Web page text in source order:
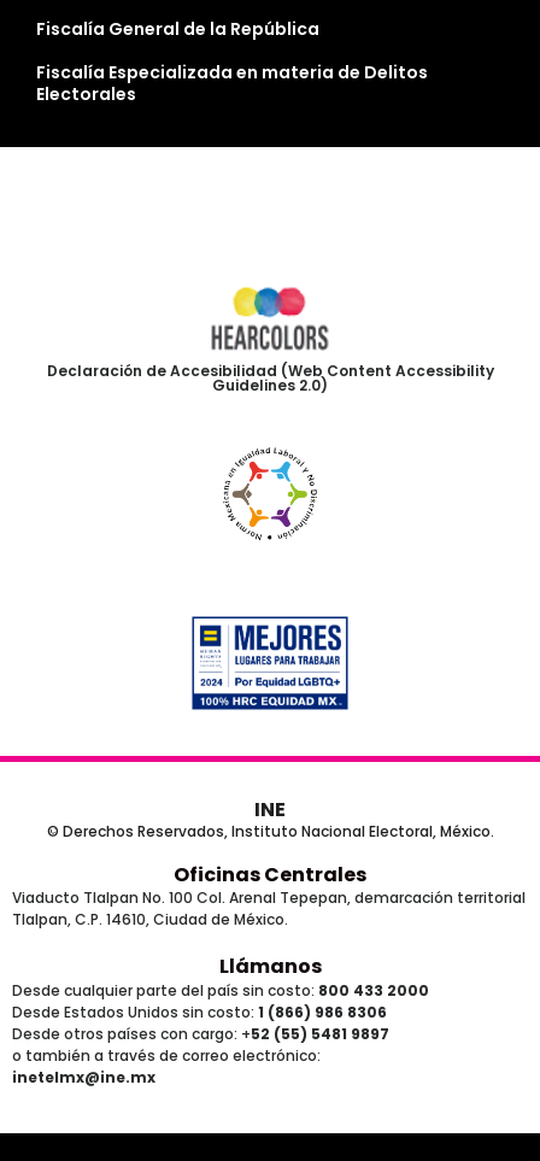
Fiscalía General de la República
Fiscalía Especializada en materia de Delitos
Electorales
Declaración de Accesibilidad (Web Content Accessibility
Guidelines 2.0)
INE
© Derechos Reservados, Instituto Nacional Electoral, México.
Oficinas Centrales
Viaducto Tlalpan No. 100 Col. Arenal Tepepan, demarcación territorial
Tlalpan, C.P. 14610, Ciudad de México.
Llámanos
Desde cualquier parte del país sin costo: 800 433 2000
Desde Estados Unidos sin costo: 1 (866) 986 8306
Desde otros países con cargo: +52 (55) 5481 9897
o también a través de correo electrónico:
inetelmx@ine.mx